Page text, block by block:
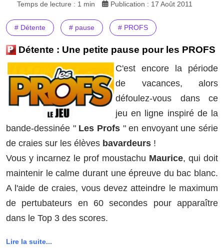
Temps de lecture : 1 min Publication : 17 Août 2011
# Détente # pause # PROFS
Détente : Une petite pause pour les PROFS
C'est encore la période
de vacances, alors
défoulez-vous dans ce
jeu en ligne ins­piré de la
bande-dessinée " Les Profs" en envoyant une série
de craies sur les élèves bavardeurs !
Vous y incar­nez le prof mous­ta­chu Maurice, qui doit
maintenir le calme durant une épreuve du bac blanc.
A l'aide de craies, vous devez atteindre le maxi­mum
de pertubateurs en 60 secondes pour appa­raître
dans le Top 3 des scores.
Lire la suite...